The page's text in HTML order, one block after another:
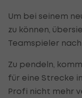
Um bei seinem
zu können,
Teamspieler nach
Zu pendeln,
für eine Strecke
Profi nicht mehr